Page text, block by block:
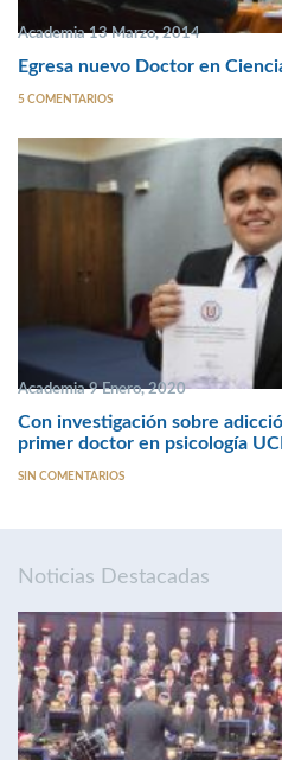
Academia 13 Marzo, 2014
Egresa nuevo Doctor en
5 COMENTARIOS
Academia 9 Enero, 2020
Con investigación sobre
primer doctor en psicología
SIN COMENTARIOS
Noticias Destacadas